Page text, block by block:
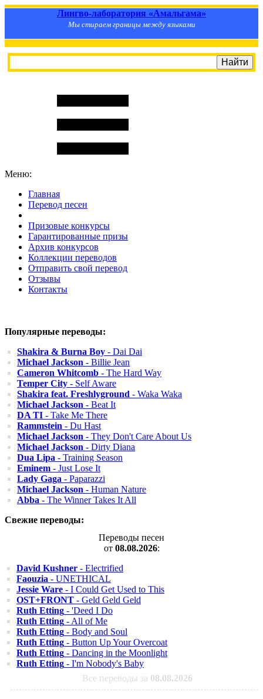
Лингво-лаборатория «Амальгама»
Мы стираем границы между языками
Меню:
Главная
Перевод песен
Призовые конкурсы
Гарантированные призы
Архив конкурсов
Коллекции переводов
Отправить свой перевод
Отзывы
Контакты
Популярные переводы:
Shakira & Burna Boy - Dai Dai
Michael Jackson - Billie Jean
Cameron Whitcomb - The Hard Way
Temper City - Self Aware
Shakira feat. Freshlyground - Waka Waka
Michael Jackson - Beat It
DA TI - Take Me There
Rammstein - Du Hast
Michael Jackson - They Don't Care About Us
Michael Jackson - Dirty Diana
Dua Lipa - Training Season
Eminem - Just Lose It
Lady Gaga - Paparazzi
Michael Jackson - Human Nature
Abba - The Winner Takes It All
Свежие переводы:
Переводы песен
от 08.08.2026:
David Kushner - Electrified
Faouzia - UNETHICAL
Jessie Ware - I Could Get Used to This
OST+FRONT - Geld Geld Geld
Ruth Etting - 'Deed I Do
Ruth Etting - All of Me
Ruth Etting - Body and Soul
Ruth Etting - Button Up Your Overcoat
Ruth Etting - Dancing in the Moonlight
Ruth Etting - I'm Nobody's Baby
Все переводы за 08.08.2026